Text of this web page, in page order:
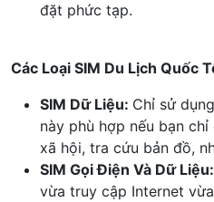
đặt phức tạp.
Các Loại SIM Du Lịch Quốc
SIM Dữ Liệu: Chỉ sử
này phù hợp nếu bạn
xã hội, tra cứu bản đồ,
SIM Gọi Điện Và Dữ Liệu:
vừa truy cập Internet